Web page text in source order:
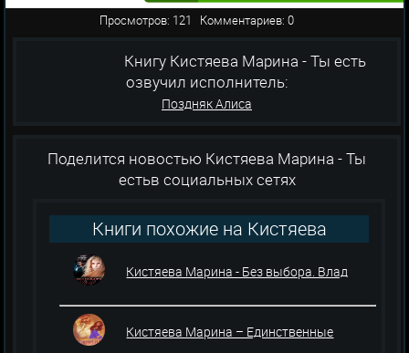
Просмотров: 121 Комментариев: 0
Книгу Кистяева Марина - Ты есть
озвучил исполнитель:
Поздняк Алиса
Поделится новостью Кистяева Марина - Ты
естьв социальных сетях
Книги похожие на Кистяева
Кистяева Марина - Без выбора. Влад
Кистяева Марина – Единственные